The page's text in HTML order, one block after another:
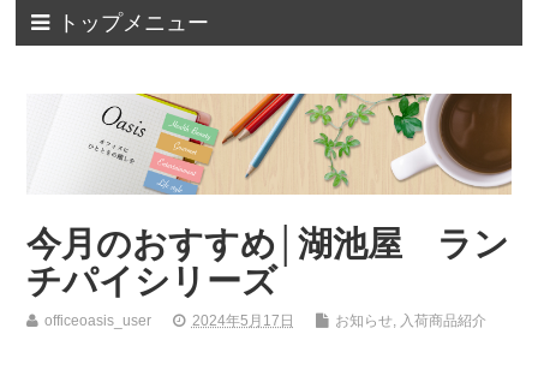
トップメニュー
今月のおすすめ│湖池屋 ラン
チパイシリーズ
officeoasis_user 2024年5月17日 お知らせ, 入荷商品紹介